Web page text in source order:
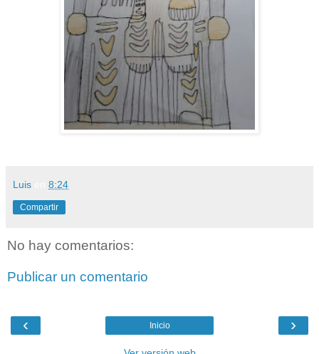
Luis 8:24
Compartir
No hay comentarios:
Publicar un comentario
‹ ›
Inicio